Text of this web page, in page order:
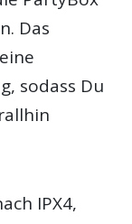
Das
sodass Du
IPX4,